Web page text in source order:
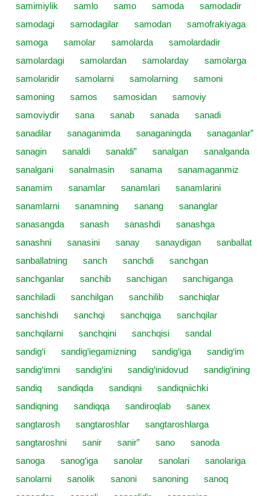
samimiylik
samlo samo samoda
samodadir
samodagi
samodagilar samodan
samofrakiyaga
samoga
samolar samolarda
samolardadir
samolardagi
samolardan samolarday
samolarga
samolaridir
samolarni samolarning
samoni
samoning
samos samosidan
samoviy
samoviydir
sana sanab sanada
sanadi
sanadilar
sanaganimda sanaganingda
sanaganlar”
sanagin
sanaldi sanaldi” sanalgan
sanalganda
sanalgani
sanalmasin sanama
sanamaganmiz
sanamim
sanamlar sanamlari
sanamlarini
sanamlarni
sanamning sanang
sananglar
sanasangda
sanash sanashdi
sanashga
sanashni
sanasini sanay sanaydigan
sanballat
sanballatning
sanch sanchdi
sanchgan
sanchganlar
sanchib sanchigan
sanchiganga
sanchiladi
sanchilgan sanchilib
sanchiqlar
sanchishdi
sanchqi sanchqiga
sanchqilar
sanchqilarni
sanchqini sanchqisi
sandal
sandig‘i
sandig‘iegamizning sandig‘iga
sandig‘im
sandig‘imni
sandig‘ini sandig‘inidovud
sandig‘ining
sandiq
sandiqda sandiqni
sandiqniichki
sandiqning
sandiqqa sandiroqlab
sanex
sangtarosh
sangtaroshlar
sangtaroshlarga
sangtaroshni
sanir sanir” sano
sanoda
sanoga
sanog‘iga sanolar sanolari
sanolariga
sanolarni
sanolik sanoni sanoning
sanoq